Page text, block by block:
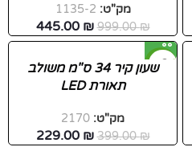
מק"ט: 1135-2
999.00₪
445.00 ₪
-43%
שעון קיר 34 ס"מ משולב
תאורת LED
מק"ט: 2170
399.00₪
229.00 ₪